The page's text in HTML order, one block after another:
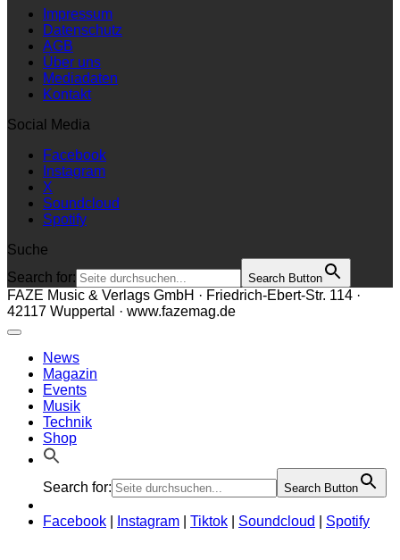
Impressum
Datenschutz
AGB
Über uns
Mediadaten
Kontakt
Social Media
Facebook
Instagram
X
Soundcloud
Spotify
Suche
Search for:
Search Button
FAZE Music & Verlags GmbH · Friedrich-Ebert-Str. 114 ·
42117 Wuppertal · www.fazemag.de
News
Magazin
Events
Musik
Technik
Shop
Search for: Search Button
Facebook Instagram Tiktok Soundcloud Spotify